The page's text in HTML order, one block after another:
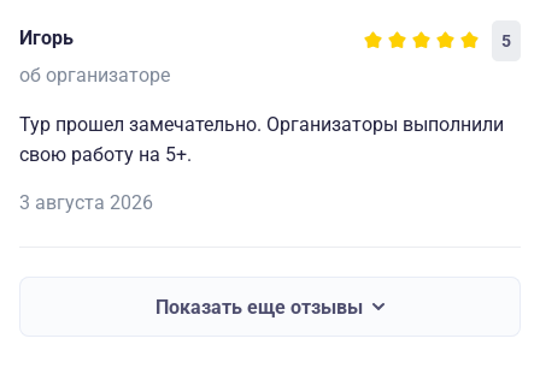
Игорь 5
об организаторе
Тур прошел замечательно. Организаторы выполнили
свою работу на 5+.
3 августа 2026
Показать еще отзывы